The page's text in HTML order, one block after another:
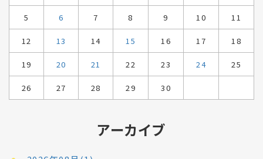
5 6 7 8 9 10 11
12 13 14 15 16 17 18
19 20 21 22 23 24 25
26 27 28 29 30
アーカイブ